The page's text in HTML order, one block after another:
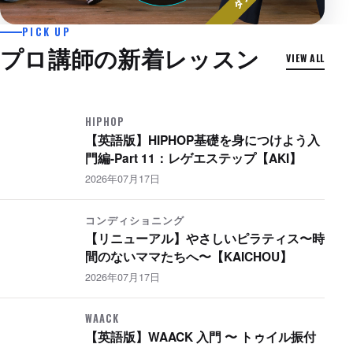
PICK UP
プロ講師の新着レッスン VIEW ALL
2026年07月24日
【英語版】HIPHOP振付 初級 〜 Nana
Yo-Sea feat. Daichi Yamamoto 〜
HIPHOP
【英語版】HIPHOP基礎を身につけよう入
門編-Part 11：レゲエステップ【AKI】
2026年07月17日
コンディショニング
【リニューアル】やさしいピラティス〜時
間のないママたちへ〜【KAICHOU】
2026年07月17日
WAACK
【英語版】WAACK 入門 〜 トゥイル振付